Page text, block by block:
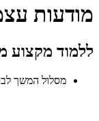
מודעות
ללמוד מקצוע
מסלול המשך